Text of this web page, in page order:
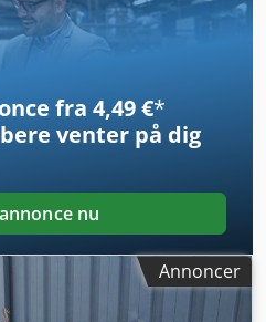
fra 4,49 €*
venter på dig
nu
Annoncer